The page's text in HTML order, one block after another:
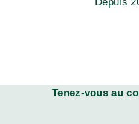
Tenez-vous au